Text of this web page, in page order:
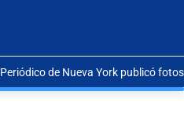
Periódico de Nueva York publicó